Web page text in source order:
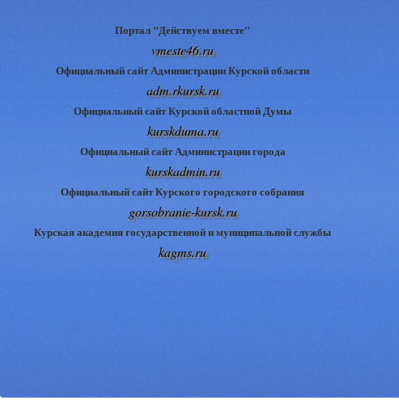
Портал "Действуем вместе"
vmeste46.ru
Официальный сайт Администрации Курской области
adm.rkursk.ru
Официальный сайт Курской областной Думы
kurskduma.ru
Официальный сайт Администрации города
kurskadmin.ru
Официальный сайт Курского городского собрания
gorsobranie-kursk.ru
Курская академия государственной и муниципальной службы
kagms.ru